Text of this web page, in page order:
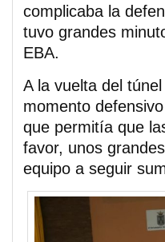
complicaba la
tuvo grandes
EBA.
A la vuelta del
momento
que permitía que
favor, unos
equipo a seguir